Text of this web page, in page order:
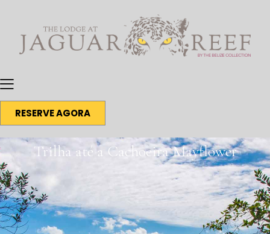
RESERVE AGORA
Trilha até a Cachoeira Mayflower